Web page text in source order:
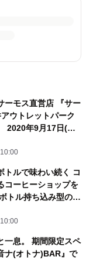
ーモス直営店 『サー
ウトレットパーク
年9月17日(木)
トルで味わい続く コ
コーヒーショップを
ル持ち込み型のテ
ヒーショップ
TO GO』グラ
一息。 期間限定スペ
ナ(オトナ)BAR』で